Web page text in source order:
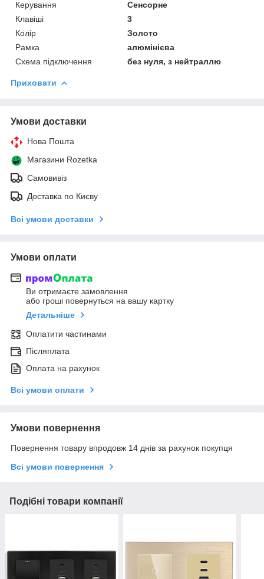
Керування
Сенсорне
Клавіші
3
Колір
Золото
Рамка
алюмінієва
Схема підключення
без нуля, з нейтраллю
Приховати
Умови доставки
Нова Пошта
Магазини Rozetka
Самовивіз
Доставка по Києву
Всі умови доставки
Умови оплати
Ви отримаєте замовлення
або гроші повернуться на вашу картку
Детальніше
Оплатити частинами
Післяплата
Оплата на рахунок
Всі умови оплати
Умови повернення
Повернення товару впродовж 14 днів за рахунок покупця
Всі умови повернення
Подібні товари компанії